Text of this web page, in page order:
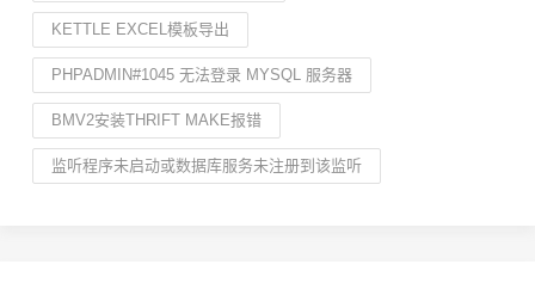
KETTLE EXCEL模板导出
PHPADMIN#1045 无法登录 MYSQL 服务器
BMV2安装THRIFT MAKE报错
监听程序未启动或数据库服务未注册到该监听